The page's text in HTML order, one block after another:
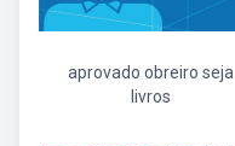
aprovado obreiro seja
livros